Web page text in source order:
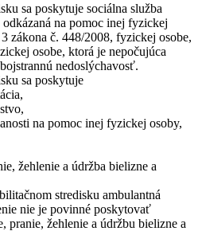
sa poskytuje sociálna služba
na pomoc inej fyzickej
zákona č. 448/2008, fyzickej osobe,
osobe, ktorá je nepočujúca
nedoslýchavosť.
sa poskytuje
na pomoc inej fyzickej osoby,
žehlenie a údržba bielizne a
stredisku ambulantná
nie je povinné poskytovať
pranie, žehlenie a údržbu bielizne a